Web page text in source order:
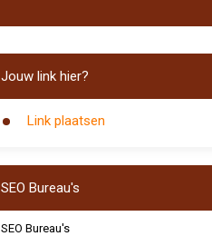
Jouw link hier?
Link plaatsen
SEO Bureau's
SEO Bureau's